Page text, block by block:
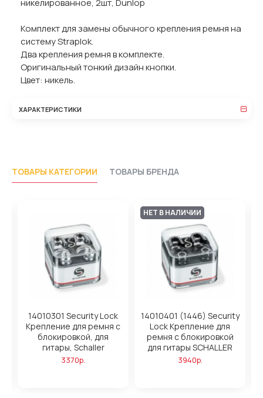
никелированное, 2шт, Dunlop
Комплект для замены обычного крепления ремня на
систему Straplok.
Два крепления ремня в комплекте.
Оригинальный тонкий дизайн кнопки.
Цвет: никель.
ХАРАКТЕРИСТИКИ
ТОВАРЫ КАТЕГОРИИ ТОВАРЫ БРЕНДА
14010301 Security Lock
Крепление для ремня с
блокировкой, для
гитары, Schaller
3370р.
НЕТ В НАЛИЧИИ
14010401 (1446) Security
Lock Крепление для
ремня с блокировкой
для гитары SCHALLER
3940р.